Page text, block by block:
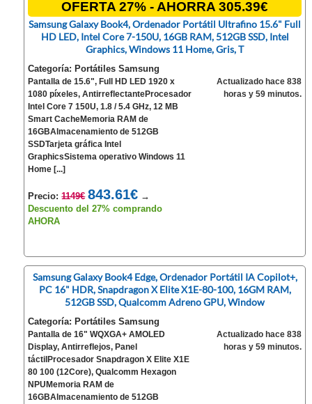
OFERTA 27% - AHORRA 305.39€
Samsung Galaxy Book4, Ordenador Portátil Ultrafino 15.6" Full
HD LED, Intel Core 7-150U, 16GB RAM, 512GB SSD, Intel
Graphics, Windows 11 Home, Gris, T
Categoría: Portátiles Samsung
Pantalla de 15.6", Full HD LED 1920 x
1080 píxeles, AntirreflectanteProcesador
Intel Core 7 150U, 1.8 / 5.4 GHz, 12 MB
Smart CacheMemoria RAM de
16GBAlmacenamiento de 512GB
SSDTarjeta gráfica Intel
GraphicsSistema operativo Windows 11
Home [...]
Precio:1149€ 843.61€ →
Descuento del 27% comprando
AHORA
Actualizado hace 838
horas y 59 minutos.
Samsung Galaxy Book4 Edge, Ordenador Portátil IA Copilot+,
PC 16" HDR, Snapdragon X Elite X1E-80-100, 16GM RAM,
512GB SSD, Qualcomm Adreno GPU, Window
Categoría: Portátiles Samsung
Pantalla de 16" WQXGA+ AMOLED
Display, Antirreflejos, Panel
táctilProcesador Snapdragon X Elite X1E
80 100 (12Core), Qualcomm Hexagon
NPUMemoria RAM de
16GBAlmacenamiento de 512GB
Actualizado hace 838
horas y 59 minutos.